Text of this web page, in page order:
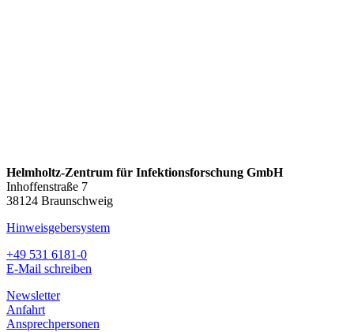
Helmholtz-Zentrum für Infektionsforschung GmbH
Inhoffenstraße 7
38124 Braunschweig
Hinweisgebersystem
+49 531 6181-0
E-Mail schreiben
Newsletter
Anfahrt
Ansprechpersonen